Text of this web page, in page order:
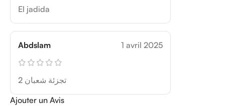
El jadida
Abdslam 1 avril 2025
تجزئة شعبان 2
Ajouter un Avis